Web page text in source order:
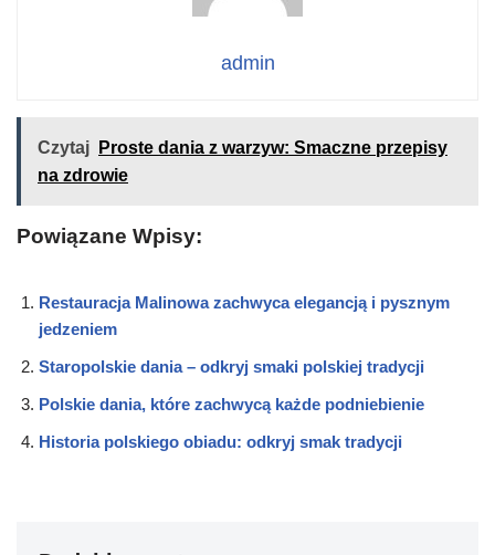
admin
Czytaj
Proste dania z warzyw: Smaczne przepisy
na zdrowie
Powiązane Wpisy:
Restauracja Malinowa zachwyca elegancją i pysznym
jedzeniem
Staropolskie dania – odkryj smaki polskiej tradycji
Polskie dania, które zachwycą każde podniebienie
Historia polskiego obiadu: odkryj smak tradycji